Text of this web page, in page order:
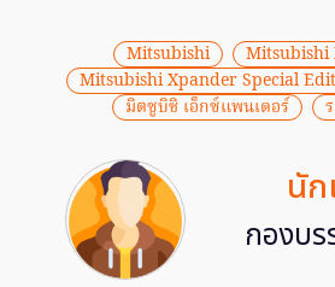
Mitsubishi
Mitsubishi
Mitsubishi Xpander Special
มิตซูบิชิ เอ็กซ์แพนเดอร์
นัก
กองบ